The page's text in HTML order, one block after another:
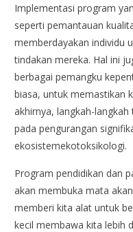
Implementasi program
seperti pemantauan
memberdayakan individu
tindakan mereka. Hal ini
berbagai pemangku
biasa, untuk memastikan
akhirnya, langkah-
pada pengurangan
ekosistemekotoksikologi.
Program pendidikan dan
akan membuka mata
memberi kita alat untuk
kecil membawa kita lebih